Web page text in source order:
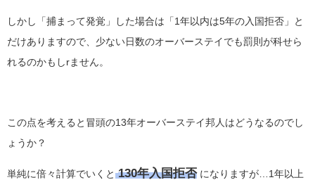
しかし「捕まって発覚」した場合は「1年以内は5年の入国拒否」と
だけありますので、少ない日数のオーバーステイでも罰則が科せら
れるのかもしrません。
この点を考えると冒頭の13年オーバーステイ邦人はどうなるのでし
ょうか？
単純に倍々計算でいくと 130年入国拒否 になりますが…1年以上